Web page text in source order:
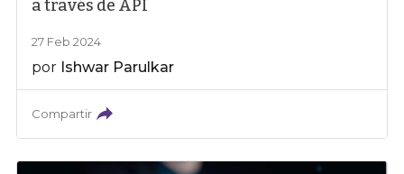
a través de API
27 Feb 2024
por Ishwar Parulkar
Compartir